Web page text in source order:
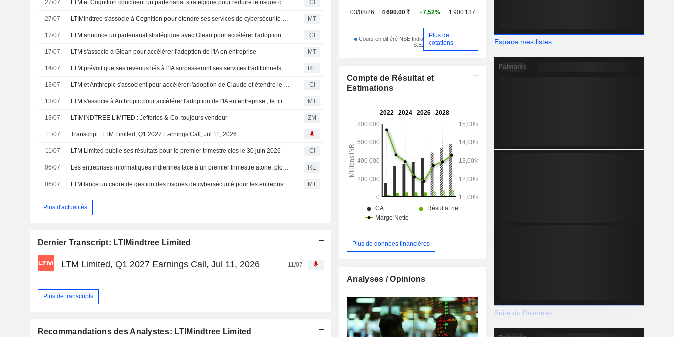
27/07 LTM et Cognition concluent un partenariat stratégique pour réduire le risque cyber dans les services financiers grâce à Devin CI
27/07 LTIMindtree s'associe à Cognition pour étendre ses services de cybersécurité basés sur l'IA MT
17/07 LTM annonce un partenariat stratégique avec Glean pour accélérer l'adoption de l'IA en entreprise CI
17/07 LTM s'associe à Glean pour accélérer l'adoption de l'IA en entreprise MT
14/07 LTM prévoit que ses revenus liés à l'IA surpasseront ses services traditionnels, selon son PDG RE
13/07 LTM et Anthropic s'associent pour accélérer l'adoption de Claude et étendre le déploiement en entreprise CI
13/07 LTM s'associe à Anthropic pour accélérer l'adoption de l'IA en entreprise ; le titre grimpe de 3 % MT
13/07 LTIMINDTREE LIMITED : Jefferies & Co. toujours vendeur ZM
11/07 Transcript : LTM Limited, Q1 2027 Earnings Call, Jul 11, 2026
11/07 LTM Limited publie ses résultats pour le premier trimestre clos le 30 juin 2026 CI
06/07 Les entreprises informatiques indiennes face à un premier trimestre atone, plombées par l'IA et la faiblesse de la demande RE
06/07 LTM lance un cadre de gestion des risques de cybersécurité pour les entreprises axées sur l'IA MT
Plus d'actualités
Dernier Transcript: LTIMindtree Limited
LTM Limited, Q1 2027 Earnings Call, Jul 11, 2026 11/07
Plus de transcripts
Recommandations des Analystes: LTIMindtree Limited
03/08/26 4 690.00 ₹ +7,52% 1 900 137
Cours en différé NSE India
S.E.
Plus de
cotations
Compte de Résultat et
Estimations
Plus de données financières
Analyses / Opinions
Espace mes listes
Palmarès
Suite du Palmarès